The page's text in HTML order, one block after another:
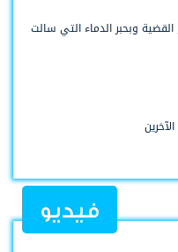
القضية وبحبر الدماء التي سالت
فيديو